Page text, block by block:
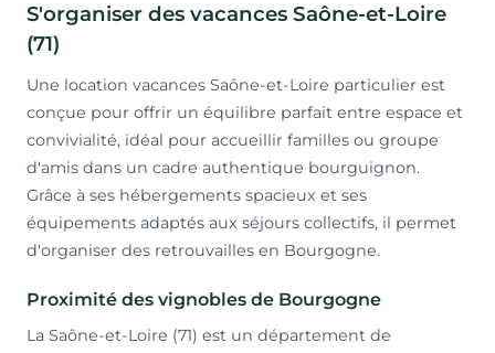
S'organiser des vacances Saône-et-Loire
(71)
Une location vacances Saône-et-Loire particulier est
conçue pour offrir un équilibre parfait entre espace et
convivialité, idéal pour accueillir familles ou groupe
d'amis dans un cadre authentique bourguignon.
Grâce à ses hébergements spacieux et ses
équipements adaptés aux séjours collectifs, il permet
d'organiser des retrouvailles en Bourgogne.
Proximité des vignobles de Bourgogne
La Saône-et-Loire (71) est un département de